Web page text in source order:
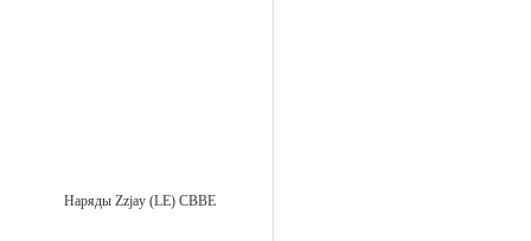
Наряды Zzjay (LE) CBBE